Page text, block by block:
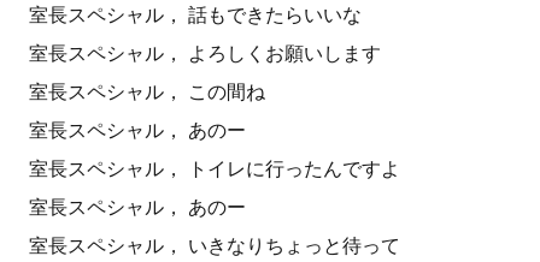
室長スペシャル， 話もできたらいいな
室長スペシャル， よろしくお願いします
室長スペシャル， この間ね
室長スペシャル， あのー
室長スペシャル， トイレに行ったんですよ
室長スペシャル， あのー
室長スペシャル， いきなりちょっと待って